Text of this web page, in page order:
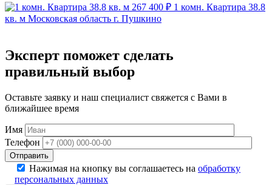
267 400 ₽ 1 комн. Квартира 38.8
кв. м Московская область г. Пушкино
Эксперт поможет сделать
правильный выбор
Оставьте заявку и наш специалист свяжется с Вами в
ближайшее время
Имя
Телефон
Отправить
Нажимая на кнопку вы соглашаетесь на обработку
персональных данных